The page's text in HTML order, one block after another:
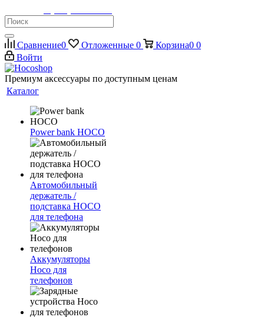
Сравнение0 Отложенные 0 Корзина0 0
Войти
Премиум аксессуары по доступным ценам
Каталог
Power bank HOCO
Автомобильный
держатель /
подставка HOCO
для телефона
Аккумуляторы
Hoco для
телефонов